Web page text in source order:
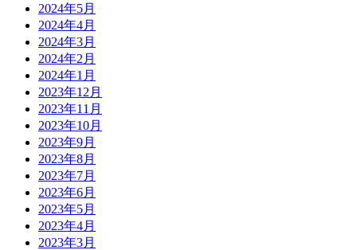
2024年5月
2024年4月
2024年3月
2024年2月
2024年1月
2023年12月
2023年11月
2023年10月
2023年9月
2023年8月
2023年7月
2023年6月
2023年5月
2023年4月
2023年3月